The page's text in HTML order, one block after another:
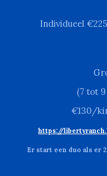
Individueel €225
(7 tot 9
€130/
https://
Er start een duo als er